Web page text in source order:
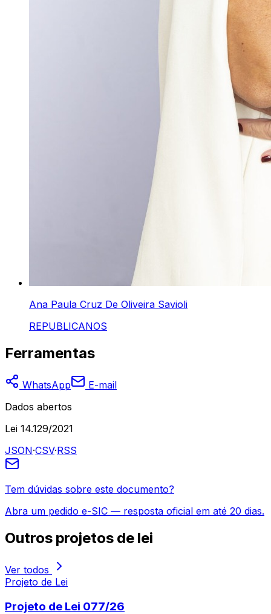
Ana Paula Cruz De Oliveira Savioli
REPUBLICANOS
Ferramentas
WhatsApp
E-mail
Dados abertos
Lei 14.129/2021
JSON·CSV·RSS
Tem dúvidas sobre este documento?
Abra um pedido e-SIC — resposta oficial em até 20 dias.
Outros projetos de lei
Ver todos
Projeto de Lei
Projeto de Lei 077/26